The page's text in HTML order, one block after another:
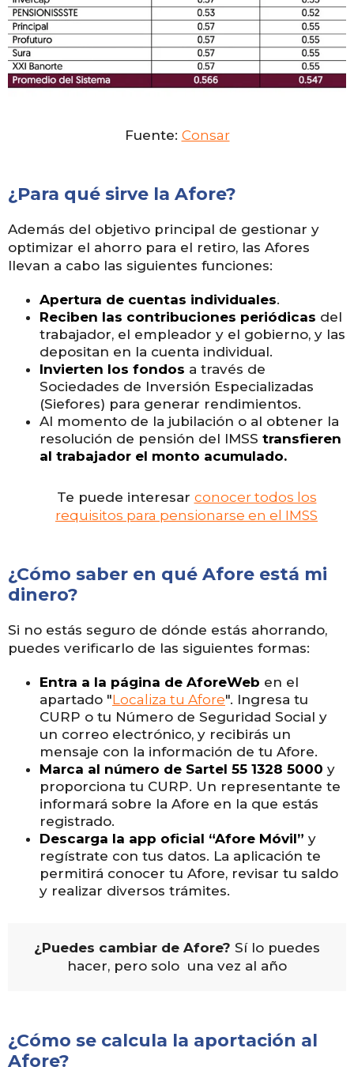
Fuente: Consar
¿Para qué sirve la Afore?
Además del objetivo principal de gestionar y
optimizar el ahorro para el retiro, las Afores
llevan a cabo las siguientes funciones:
Apertura de cuentas individuales.
Reciben las contribuciones periódicas del
trabajador, el empleador y el gobierno, y las
depositan en la cuenta individual.
Invierten los fondos a través de
Sociedades de Inversión Especializadas
(Siefores) para generar rendimientos.
Al momento de la jubilación o al obtener la
resolución de pensión del IMSS transfieren
al trabajador el monto acumulado.
Te puede interesar conocer todos los
requisitos para pensionarse en el IMSS
¿Cómo saber en qué Afore está mi
dinero?
Si no estás seguro de dónde estás ahorrando,
puedes verificarlo de las siguientes formas:
Entra a la página de AforeWeb en el
apartado "Localiza tu Afore". Ingresa tu
CURP o tu Número de Seguridad Social y
un correo electrónico, y recibirás un
mensaje con la información de tu Afore.
Marca al número de Sartel 55 1328 5000 y
proporciona tu CURP. Un representante te
informará sobre la Afore en la que estás
registrado.
Descarga la app oficial “Afore Móvil” y
regístrate con tus datos. La aplicación te
permitirá conocer tu Afore, revisar tu saldo
y realizar diversos trámites.
¿Puedes cambiar de Afore? Sí lo puedes
hacer, pero solo una vez al año
¿Cómo se calcula la aportación al
Afore?